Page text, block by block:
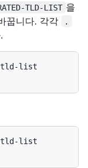
TLD-LIST 을
꿉니다. 각각
.
tld-list
tld-list